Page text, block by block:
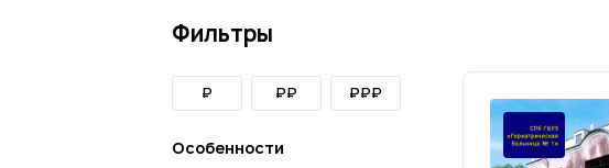
Фильтры
₽ ₽₽ ₽₽₽
Особенности